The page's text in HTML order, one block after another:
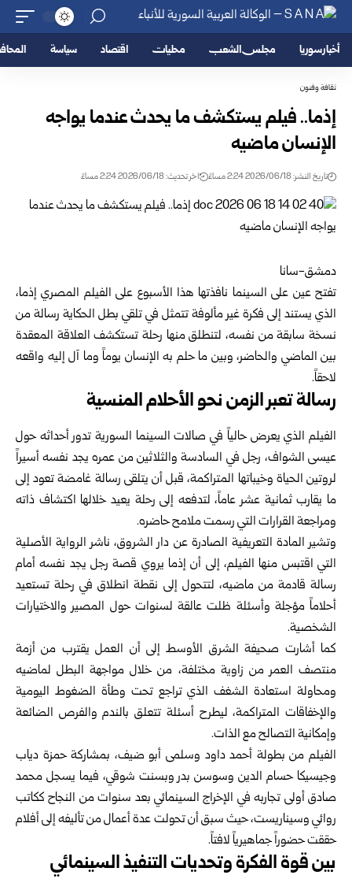
أخبار سوريا مجلس الشعب محليات اقتصاد سياسة
ثقافة وفنون
إذما.. فيلم يستكشف ما يحدث عندما يواجه
الإنسان ماضيه
تاريخ النشر: 2026/06/18 2:24 مساءً اخر تحديث: 2026/06/18 2:24 مساءً
دمشق-سانا
تفتح عين على السينما نافذتها هذا الأسبوع على الفيلم المصري إذما،
الذي يستند إلى فكرة غير مألوفة تتمثل في تلقي بطل الحكاية رسالة من
نسخة سابقة من نفسه، لتنطلق منها رحلة تستكشف العلاقة المعقدة
بين الماضي والحاضر، وبين ما حلم به الإنسان يوماً وما آل إليه واقعه
لاحقاً.
رسالة تعبر الزمن نحو الأحلام المنسية
الفيلم الذي يعرض حالياً في صالات السينما السورية تدور أحداثه حول
عيسى الشواف، رجل في السادسة والثلاثين من عمره يجد نفسه أسيراً
لروتين الحياة وخيباتها المتراكمة، قبل أن يتلقى رسالة غامضة تعود إلى
ما يقارب ثمانية عشر عاماً، لتدفعه إلى رحلة يعيد خلالها اكتشاف ذاته
ومراجعة القرارات التي رسمت ملامح حاضره.
وتشير المادة التعريفية الصادرة عن دار الشروق، ناشر الرواية الأصلية
التي اقتبس منها الفيلم، إلى أن إذما يروي قصة رجل يجد نفسه أمام
رسالة قادمة من ماضيه، لتتحول إلى نقطة انطلاق في رحلة تستعيد
أحلاماً مؤجلة وأسئلة ظلت عالقة لسنوات حول المصير والاختيارات
الشخصية.
كما أشارت صحيفة الشرق الأوسط إلى أن العمل يقترب من أزمة
منتصف العمر من زاوية مختلفة، من خلال مواجهة البطل لماضيه
ومحاولة استعادة الشغف الذي تراجع تحت وطأة الضغوط اليومية
والإخفاقات المتراكمة، ليطرح أسئلة تتعلق بالندم والفرص الضائعة
وإمكانية التصالح مع الذات.
الفيلم من بطولة أحمد داود وسلمى أبو ضيف، بمشاركة حمزة دياب
وجيسيكا حسام الدين وسوسن بدر وبسنت شوقي، فيما يسجل محمد
صادق أولى تجاربه في الإخراج السينمائي بعد سنوات من النجاح ككاتب
روائي وسيناريست، حيث سبق أن تحولت عدة أعمال من تأليفه إلى أفلام
حققت حضوراً جماهيرياً لافتاً.
بين قوة الفكرة وتحديات التنفيذ السينمائي